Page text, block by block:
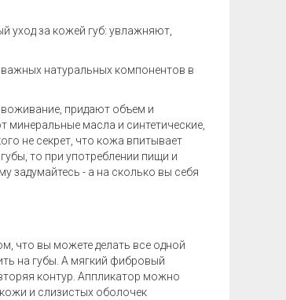
уход за кожей губ: увлажняют,
натуральных компонентов в
придают объем и
минеральные масла и синтетические,
не секрет, что кожа впитывает
то при употреблении пищи и
задумайтесь - а на сколько вы себя
что вы можете делать все одной
на губы. А мягкий фибровый
контур. Аппликатор можно
и слизистых оболочек